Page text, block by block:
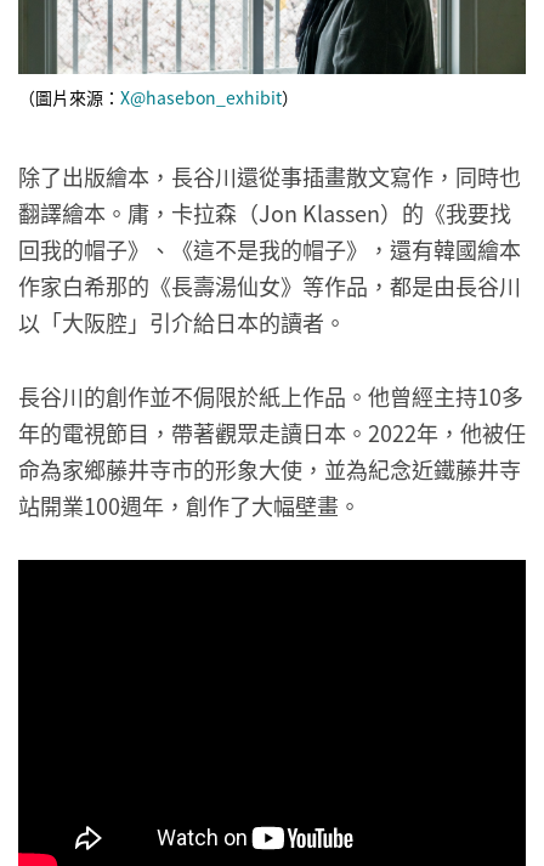
（圖片來源： X@hasebon_exhibit）
除了出版繪本，長谷川還從事插畫散文寫作，同時也
翻譯繪本。庸，卡拉森（Jon Klassen）的《我要找
回我的帽子》、《這不是我的帽子》，還有韓國繪本
作家白希那的《長壽湯仙女》等作品，都是由長谷川
以「大阪腔」引介給日本的讀者。
長谷川的創作並不侷限於紙上作品。他曾經主持10多
年的電視節目，帶著觀眾走讀日本。2022年，他被任
命為家鄉藤井寺市的形象大使，並為紀念近鐵藤井寺
站開業100週年，創作了大幅壁畫。